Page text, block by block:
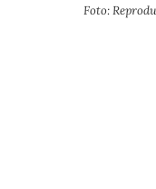
Foto: